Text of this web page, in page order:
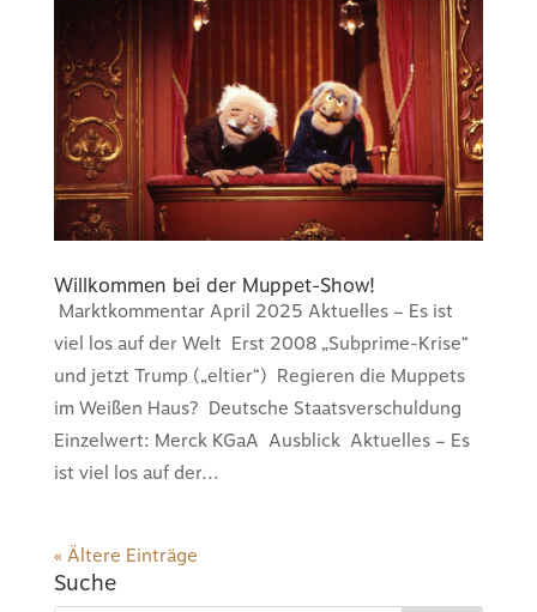
Willkommen bei der Muppet-Show!
Marktkommentar April 2025 Aktuelles – Es ist
viel los auf der Welt Erst 2008 „Subprime-Krise“
und jetzt Trump („eltier“) Regieren die Muppets
im Weißen Haus? Deutsche Staatsverschuldung
Einzelwert: Merck KGaA Ausblick Aktuelles – Es
ist viel los auf der...
« Ältere Einträge
Suche